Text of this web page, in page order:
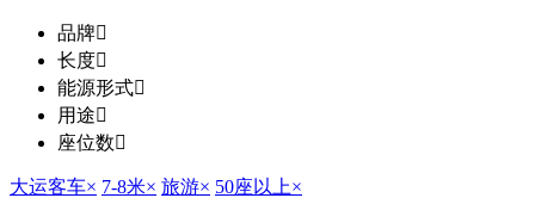
品牌
长度
能源形式
用途
座位数
大运客车× 7-8米× 旅游× 50座以上×